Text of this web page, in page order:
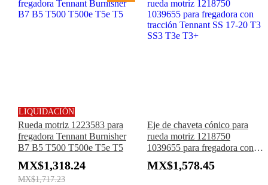
LIQUIDACIÓN
Rueda motriz 1223583 para
fregadora Tennant Burnisher
B7 B5 T500 T500e T5e T5
MX$1,318.24
MX$1,717.23
Eje de chaveta cónico para
rueda motriz 1218750
1039655 para fregadora con
tracción Tennant SS 17-20 T3
SS3 T3e T3+
MX$1,578.45